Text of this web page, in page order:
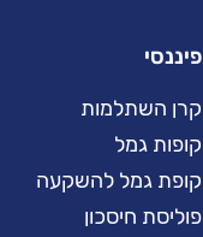
פיננסי
קרן השתלמות
קופות גמל
קופת גמל להשקעה
פוליסת חיסכון